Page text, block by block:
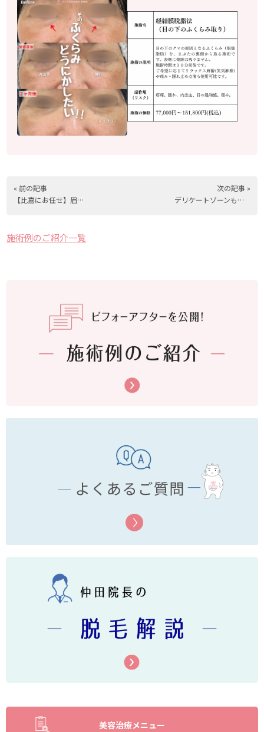
« 前の記事
【比嘉にお任せ】眉は若さの〝フレーム”
次の記事 »
デリケートゾーンも抜かりなく！【小陰唇縮小術＋副皮除去】
施術例のご紹介一覧
美容治療メニュー